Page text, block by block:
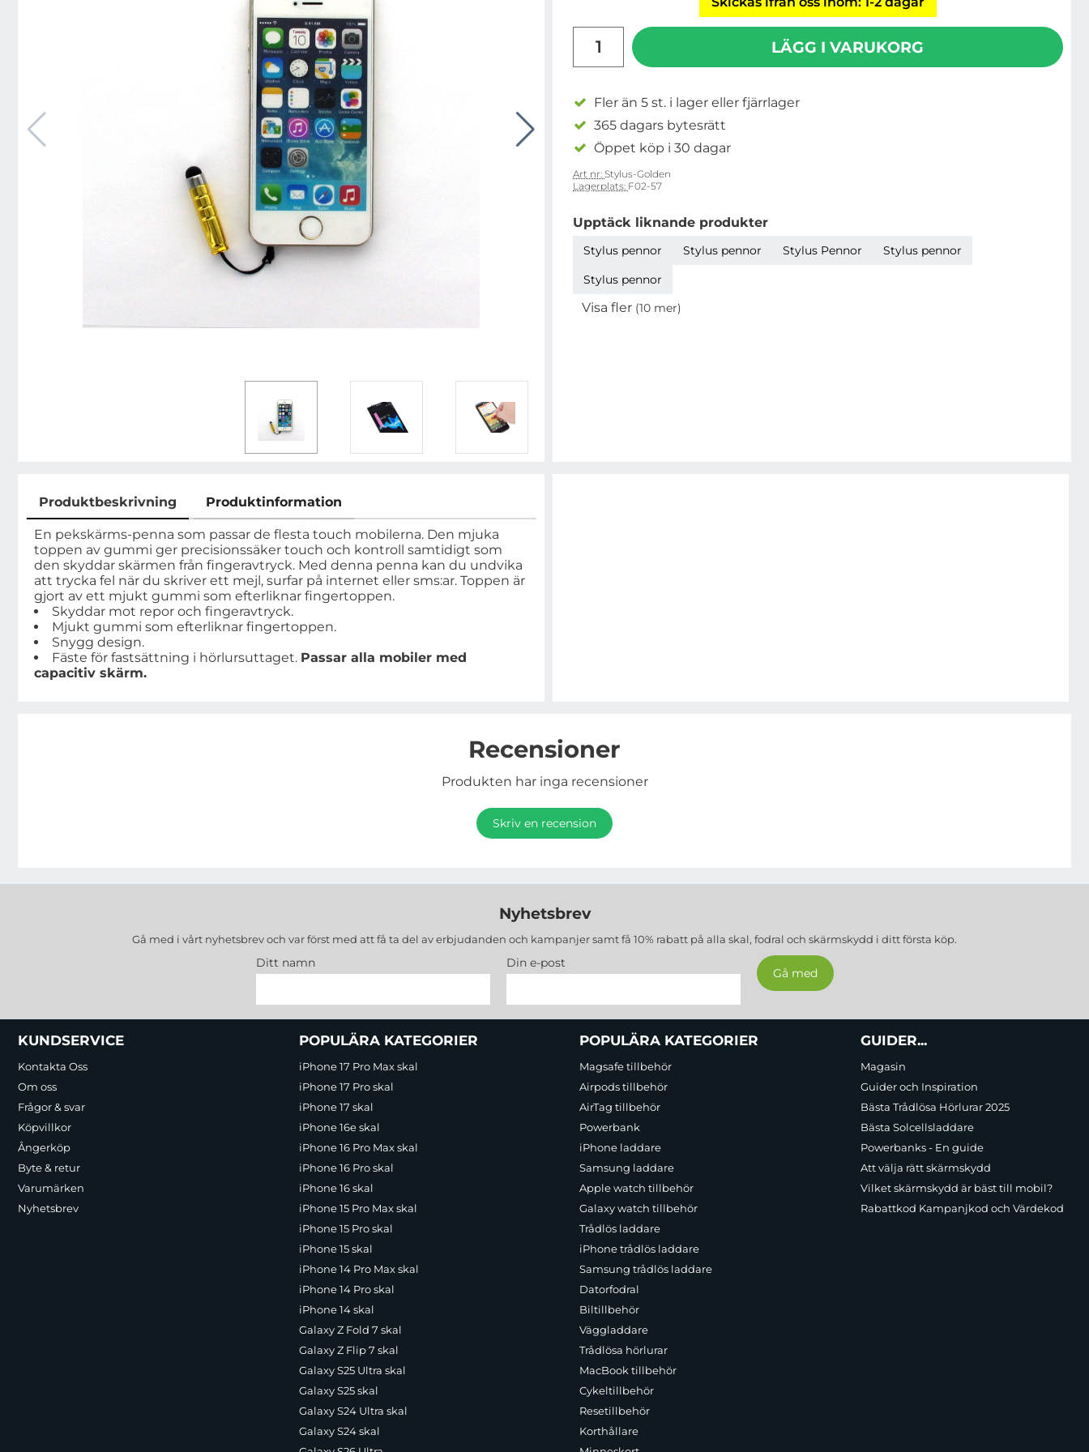
LÄGG I VARUKORG
Fler än 5 st. i lager eller fjärrlager
365 dagars bytesrätt
Öppet köp i 30 dagar
Art nr: Stylus-Golden
Lagerplats: F02-57
Upptäck liknande produkter
Stylus pennor Stylus pennor Stylus Pennor
Stylus pennor
Stylus pennor
Visa fler (10 mer)
Produktbeskrivning Produktinformation
Produktbeskrivning
En pekskärms-penna som passar de flesta touch mobilerna. Den mjuka
toppen av gummi ger precisionssäker touch och kontroll samtidigt som
den skyddar skärmen från fingeravtryck. Med denna penna kan du undvika
att trycka fel när du skriver ett mejl, surfar på internet eller sms:ar. Toppen är
gjort av ett mjukt gummi som efterliknar fingertoppen.
Skyddar mot repor och fingeravtryck.
Mjukt gummi som efterliknar fingertoppen.
Snygg design.
Fäste för fastsättning i hörlursuttaget. Passar alla mobiler med
capacitiv skärm.
Recensioner
Produkten har inga recensioner
Skriv en recension
Nyhetsbrev
Gå med i vårt nyhetsbrev och var först med att få ta del av erbjudanden och kampanjer samt få 10% rabatt på alla skal, fodral och skärmskydd i ditt första köp.
Ditt namn Din e-post
Sidfot Blandad info och länkar
KUNDSERVICE
Kontakta Oss
Om oss
Frågor & svar
Köpvillkor
Ångerköp
Byte & retur
Varumärken
Nyhetsbrev
POPULÄRA KATEGORIER
iPhone 17 Pro Max skal
iPhone 17 Pro skal
iPhone 17 skal
iPhone 16e skal
iPhone 16 Pro Max skal
iPhone 16 Pro skal
iPhone 16 skal
iPhone 15 Pro Max skal
iPhone 15 Pro skal
iPhone 15 skal
iPhone 14 Pro Max skal
iPhone 14 Pro skal
iPhone 14 skal
Galaxy Z Fold 7 skal
Galaxy Z Flip 7 skal
Galaxy S25 Ultra skal
Galaxy S25 skal
Galaxy S24 Ultra skal
Galaxy S24 skal
POPULÄRA KATEGORIER
Magsafe tillbehör
Airpods tillbehör
AirTag tillbehör
Powerbank
iPhone laddare
Samsung laddare
Apple watch tillbehör
Galaxy watch tillbehör
Trådlös laddare
iPhone trådlös laddare
Samsung trådlös laddare
Datorfodral
Biltillbehör
Väggladdare
Trådlösa hörlurar
MacBook tillbehör
Cykeltillbehör
Resetillbehör
Korthållare
GUIDER...
Magasin
Guider och Inspiration
Bästa Trådlösa Hörlurar 2025
Bästa Solcellsladdare
Powerbanks - En guide
Att välja rätt skärmskydd
Vilket skärmskydd är bäst till mobil?
Rabattkod Kampanjkod och Värdekod